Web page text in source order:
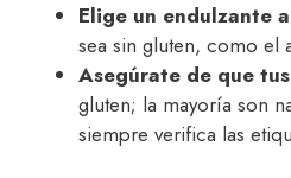
Elige un endulzante
sea sin gluten, como el
Asegúrate de que
gluten; la mayoría son
siempre verifica las